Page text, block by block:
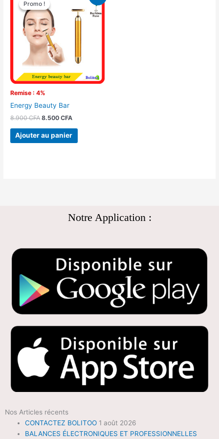
Promo !
Remise : 4%
Promo !
Energy Beauty Bar
8.900CFA
initial
était :
8.900 CFA.
8.500CFA
actuel
est :
Ajouter au panier
Notre Application :
Nos Articles récents
CONTACTEZ BOLITOO 1 août 2026
BALANCES ÉLECTRONIQUES ET PROFESSIONNELLES